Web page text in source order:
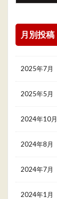
月別投稿
2025年7月
2025年5月
2024年10月
2024年8月
2024年7月
2024年1月